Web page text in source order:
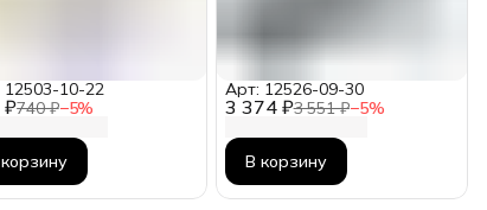
₽740 ₽−5%
12503-10-22
3 374 ₽3 551 ₽−5%
Арт: 12526-09-30
В корзину